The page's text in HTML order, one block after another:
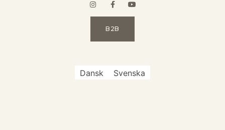
B2B
Dansk Svenska